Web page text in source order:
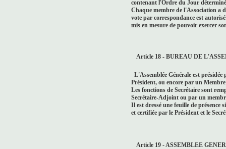
contenant l'Ordre du Jour
Chaque membre de l'Association a
vote par correspondance est
mis en mesure de pouvoir exercer
Article 18 - BUREAU DE
L'Assemblée Générale est
Président, ou encore par un
Les fonctions de Secrétaire sont
Secrétaire-Adjoint ou par un
Il est dressé une feuille de présence
et certifiée par le Président et le
Article 19 - ASSEMBLEE